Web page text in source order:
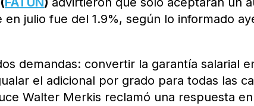
julio fue del 1.9%, según lo informado
demandas: convertir la garantía salarial
el adicional por grado para todas las
Walter Merkis reclamó una respuesta